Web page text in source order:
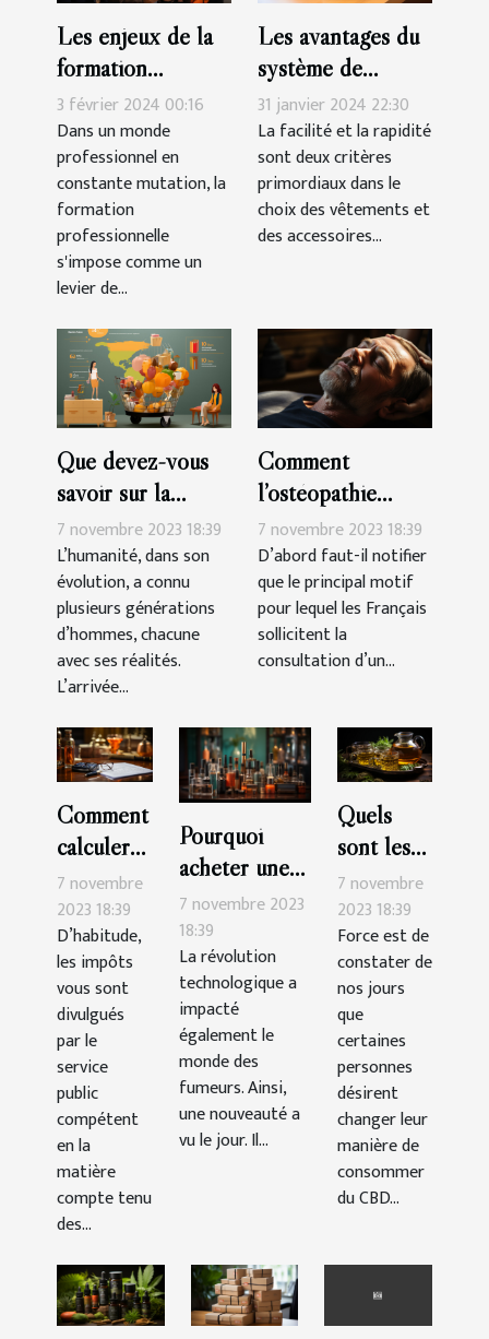
Les enjeux de la
formation
professionnelle
pour les seniors
3 février 2024 00:16
Dans un monde
professionnel en
constante mutation, la
formation
professionnelle
s'impose comme un
levier de...
Les avantages du
système de
fermeture à
scratch pour les
chaussures des
filles
31 janvier 2024 22:30
La facilité et la rapidité
sont deux critères
primordiaux dans le
choix des vêtements et
des accessoires...
Que devez-vous
savoir sur la
génération des
Millennials ?
7 novembre 2023 18:39
L’humanité, dans son
évolution, a connu
plusieurs générations
d’hommes, chacune
avec ses réalités.
L’arrivée...
Comment
l’ostéopathie
peut-il soulager
les douleurs du
corps ?
7 novembre 2023 18:39
D’abord faut-il notifier
que le principal motif
pour lequel les Français
sollicitent la
consultation d’un...
Comment
calculer
soi-même
son impôt
en
France ?
7 novembre
2023 18:39
D’habitude,
les impôts
vous sont
divulgués
par le
service
public
compétent
en la
matière
compte tenu
des...
Pourquoi
acheter une
cigarette
électronique ?
7 novembre 2023
18:39
La révolution
technologique a
impacté
également le
monde des
fumeurs. Ainsi,
une nouveauté a
vu le jour. Il...
Quels
sont les
bienfaits
du thé au
CBD ?
7 novembre
2023 18:39
Force est de
constater de
nos jours
que
certaines
personnes
désirent
changer leur
manière de
consommer
du CBD...